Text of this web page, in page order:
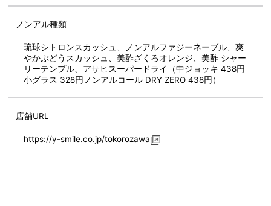
ノンアル種類
琉球シトロンスカッシュ、ノンアルファジーネーブル、爽
やかぶどうスカッシュ、美酢ざくろオレンジ、美酢 シャー
リーテンプル、アサヒスーパードライ（中ジョッキ 438円
小グラス 328円ノンアルコール DRY ZERO 438円）
店舗URL
https://y-smile.co.jp/tokorozawa